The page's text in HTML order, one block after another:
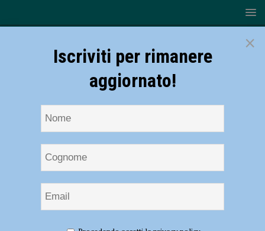
×
Iscriviti per rimanere
aggiornato!